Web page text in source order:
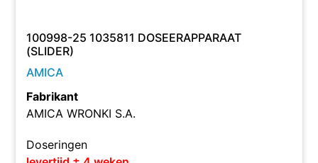
100998-25 1035811 DOSEERAPPARAAT
(SLIDER)
AMICA
Fabrikant
AMICA WRONKI S.A.
Doseringen